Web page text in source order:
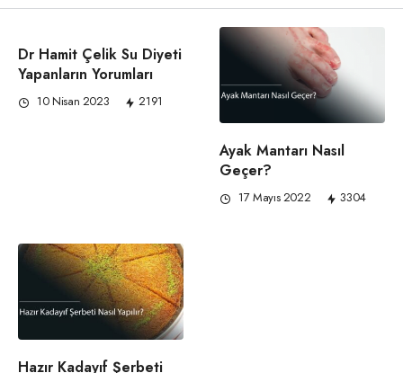
Dr Hamit Çelik Su Diyeti
Yapanların Yorumları
10 Nisan 2023 2191
Ayak Mantarı Nasıl
Geçer?
17 Mayıs 2022 3304
Hazır Kadayıf Şerbeti